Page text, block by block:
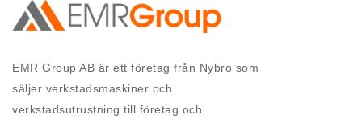
EMR Group AB är ett företag från Nybro som
säljer verkstadsmaskiner och
verkstadsutrustning till företag och